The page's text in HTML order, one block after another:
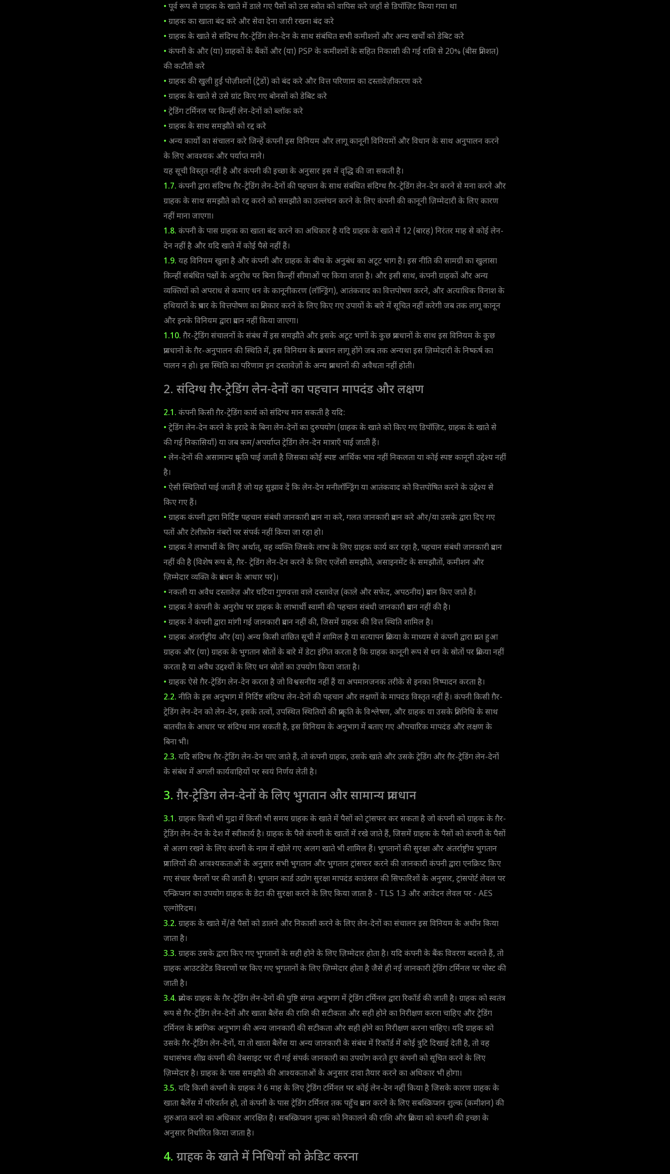
• पूर्व रूप से ग्राहक के खाते में डाले गए पैसों को उस स्त्रोत को वापिस करे जहाँ से डिपॉज़िट किया गया था
• ग्राहक का खाता बंद करे और सेवा देना जारी रखना बंद करे
• ग्राहक के खाते से संदिग्ध ग़ैर-ट्रेडिंग लेन-देन के साथ संबंधित सभी कमीशनों और अन्य खर्चों को डेबिट करे
• कंपनी के और (या) ग्राहकों के बैंकों और (या) PSP के कमीशनों के सहित निकासी की गई राशि से 20% (बीस प्रतिशत)
की कटौती करे
• ग्राहक की खुली हुई पोज़ीशनों (ट्रेडों) को बंद करे और वित्त परिणाम का दस्तावेज़ीकरण करे
• ग्राहक के खाते से उसे ग्रांट किए गए बोनसों को डेबिट करे
• ट्रेडिंग टर्मिनल पर किन्हीं लेन-देनों को ब्लॉक करे
• ग्राहक के साथ समझौते को रद्द करे
• अन्य कार्यों का संचालन करे जिन्हें कंपनी इस विनियम और लागू कानूनी विनियमों और विधान के साथ अनुपालन करने
के लिए आवश्यक और पर्याप्त माने।
यह सूची विस्तृत नहीं है और कंपनी की इच्छा के अनुसार इस में वृद्धि की जा सकती है।
1.7. कंपनी द्वारा संदिग्ध ग़ैर-ट्रेडिंग लेन-देनों की पहचान के साथ संबंधित संदिग्ध ग़ैर-ट्रेडिंग लेन-देन करने से मना करने और
ग्राहक के साथ समझौते को रद्द करने को समझौते का उल्लंघन करने के लिए कंपनी की कानूनी ज़िम्मेदारी के लिए कारण
नहीं माना जाएगा।
1.8. कंपनी के पास ग्राहक का खाता बंद करने का अधिकार है यदि ग्राहक के खाते में 12 (बारह) निरंतर माह से कोई लेन-
देन नहीं है और यदि खाते में कोई पैसे नहीं हैं।
1.9. यह विनियम खुला है और कंपनी और ग्राहक के बीच के अनुबंध का अटूट भाग है। इस नीति की सामग्री का खुलासा
किन्हीं संबंधित पक्षों के अनुरोध पर बिना किन्हीं सीमाओं पर किया जाता है। और इसी साथ, कंपनी ग्राहकों और अन्य
व्यक्तियों को अपराध से कमाए धन के कानूनीकरण (लॉन्ड्रिंग), आतंकवाद का वित्तपोषण करने, और अत्याधिक विनाश के
हथियारों के प्रचार के वित्तपोषण का प्रतिकार करने के लिए किए गए उपायों के बारे में सूचित नहीं करेगी जब तक लागू कानून
और इनके विनियम द्वारा प्रदान नहीं किया जाएगा।
1.10. ग़ैर-ट्रेडिंग संचालनों के संबंध में इस समझौते और इसके अटूट भागों के कुछ प्रावधानों के साथ इस विनियम के कुछ
प्रावधानों के ग़ैर-अनुपालन की स्थिति में, इस विनियम के प्रावधान लागू होंगे जब तक अन्यथा इस ज़िम्मेदारी के निष्कर्ष का
पालन न हो। इस स्थिति का परिणाम इन दस्तावेज़ों के अन्य प्रावधानों की अवैधता नहीं होती।
2. संदिग्ध ग़ैर-ट्रेडिंग लेन-देनों का पहचान मापदंड और लक्षण
2.1. कंपनी किसी ग़ैर-ट्रेडिंग कार्य को संदिग्ध मान सकती है यदि:
• ट्रेडिंग लेन-देन करने के इरादे के बिना लेन-देनों का दुरुपयोग (ग्राहक के खाते को किए गए डिपॉज़िट, ग्राहक के खाते से
की गई निकासियाँ) या जब कम/अपर्याप्त ट्रेडिंग लेन-देन मात्राएँ पाई जाती हैं।
• लेन-देनों की असामान्य प्रकृति पाई जाती है जिसका कोई स्पष्ट आर्थिक भाव नहीं निकलता या कोई स्पष्ट कानूनी उद्देश्य नहीं
है।
• ऐसी स्थितियाँ पाई जाती हैं जो यह सुझाव दें कि लेन-देन मनीलॉन्ड्रिंग या आतंकवाद को वित्तपोषित करने के उद्देश्य से
किए गए हैं।
• ग्राहक कंपनी द्वारा निर्दिष्ट पहचान संबंधी जानकारी प्रदान ना करे, गलत जानकारी प्रदान करे और/या उसके द्वारा दिए गए
पतों और टेलीफ़ोन नंबरों पर संपर्क नहीं किया जा रहा हो।
• ग्राहक ने लाभार्थी के लिए अर्थात्, वह व्यक्ति जिसके लाभ के लिए ग्राहक कार्य कर रहा है, पहचान संबंधी जानकारी प्रदान
नहीं की है (विशेष रूप से, ग़ैर- ट्रेडिंग लेन-देन करने के लिए एजेंसी समझौते, असाइनमेंट के समझौतों, कमीशन और
ज़िम्मेदार व्यक्ति के प्रबंधन के आधार पर)।
• नकली या अवैध दस्तावेज़ और घटिया गुणवत्ता वाले दस्तावेज़ (काले और सफेद, अपठनीय) प्रदान किए जाते हैं।
• ग्राहक ने कंपनी के अनुरोध पर ग्राहक के लाभार्थी स्वामी की पहचान संबंधी जानकारी प्रदान नहीं की है।
• ग्राहक ने कंपनी द्वारा मांगी गई जानकारी प्रदान नहीं की, जिसमें ग्राहक की वित्त स्थिति शामिल है।
• ग्राहक अंतर्राष्ट्रीय और (या) अन्य किसी वांछित सूची में शामिल है या सत्यापन प्रक्रिया के माध्यम से कंपनी द्वारा प्राप्त हुआ
ग्राहक और (या) ग्राहक के भुगतान स्रोतों के बारे में डेटा इंगित करता है कि ग्राहक कानूनी रूप से धन के स्रोतों पर प्रक्रिया नहीं
करता है या अवैध उद्दश्यों के लिए धन स्रोतों का उपयोग किया जाता है।
• ग्राहक ऐसे ग़ैर-ट्रेडिंग लेन-देन करता है जो विश्वसनीय नहीं हैं या अपमानजनक तरीके से इनका निष्पादन करता है।
2.2. नीति के इस अनुभाग में निर्दिष्ट संदिग्ध लेन-देनों की पहचान और लक्षणों के मापदंड विस्तृत नहीं हैं। कंपनी किसी ग़ैर-
ट्रेडिंग लेन-देन को लेन-देन, इसके तत्वों, उपस्थित स्थितियों की प्राकृति के विश्लेषण, और ग्राहक या उसके प्रतिनिधि के साथ
बातचीत के आधार पर संदिग्ध मान सकती है, इस विनियम के अनुभाग में बताए गए औपचारिक मापदंड और लक्षण के
बिना भी।
2.3. यदि संदिग्ध ग़ैर-ट्रेडिंग लेन-देन पाए जाते हैं, तो कंपनी ग्राहक, उसके खाते और उसके ट्रेडिंग और ग़ैर-ट्रेडिंग लेन-देनों
के संबंध में अगली कार्यवाहियों पर स्वयं निर्णय लेती है।
3. ग़ैर-ट्रेडिग लेन-देनों के लिए भुगतान और सामान्य प्रावधान
3.1. ग्राहक किसी भी मुद्रा में किसी भी समय ग्राहक के खाते में पैसों को ट्रांसफर कर सकता है जो कंपनी को ग्राहक के ग़ैर-
ट्रेडिंग लेन-देन के देश में स्वीकार्य है। ग्राहक के पैसे कंपनी के खातों में रखे जाते हैं, जिसमें ग्राहक के पैसों को कंपनी के पैसों
से अलग रखने के लिए कंपनी के नाम में खोले गए अलग खाते भी शामिल हैं। भुगतानों की सुरक्षा और अंतर्राष्ट्रीय भुगतान
प्रणालियों की आवश्यकताओं के अनुसार सभी भुगतान और भुगतान ट्रांसफर करने की जानकारी कंपनी द्वारा एनक्रिप्ट किए
गए संचार चैनलों पर की जाती है। भुगतान कार्ड उद्योग सुरक्षा मापदंड काउंसल की सिफारिशों के अनुसार, ट्रांसपोर्ट लेवल पर
एन्क्रिप्शन का उपयोग ग्राहक के डेटा की सुरक्षा करने के लिए किया जाता है - TLS 1.3 और आवेदन लेवल पर - AES
एल्गोरिदम।
3.2. ग्राहक के खाते में/से पैसों को डालने और निकासी करने के लिए लेन-देनों का संचालन इस विनियम के अधीन किया
जाता है।
3.3. ग्राहक उसके द्वारा किए गए भुगतानों के सही होने के लिए ज़िम्मेदार होता है। यदि कंपनी के बैंक विवरण बदलते हैं, तो
ग्राहक आउटडेटेड विवरणों पर किए गए भुगतानों के लिए ज़िम्मेदार होता है जैसे ही नई जानकारी ट्रेडिंग टर्मिनल पर पोस्ट की
जाती है।
3.4. प्रत्येक ग्राहक के ग़ैर-ट्रेडिंग लेन-देनों की पुष्टि संगत अनुभाग में ट्रेडिंग टर्मिनल द्वारा रिकॉर्ड की जाती है। ग्राहक को स्वतंत्र
रूप से ग़ैर-ट्रेडिंग लेन-देनों और खाता बैलेंस की राशि की सटीकता और सही होने का निरीक्षण करना चाहिए और ट्रेडिंग
टर्मिनल के प्रासंगिक अनुभाग की अन्य जानकारी की सटीकता और सही होने का निरीक्षण करना चाहिए। यदि ग्राहक को
उसके ग़ैर-ट्रेडिंग लेन-देनों, या तो खाता बैलेंस या अन्य जानकारी के संबंध में रिकॉर्ड में कोई त्रुटि दिखाई देती है, तो वह
यथासंभव शीघ्र कंपनी की वेबसाइट पर दी गई संपर्क जानकारी का उपयोग करते हुए कंपनी को सूचित करने के लिए
ज़िम्मेदार है। ग्राहक के पास समझौते की आश्यकताओं के अनुसार दावा तैयार करने का अधिकार भी होगा।
3.5. यदि किसी कंपनी के ग्राहक ने 6 माह के लिए ट्रेडिंग टर्मिनल पर कोई लेन-देन नहीं किया है जिसके कारण ग्राहक के
खाता बैलेंस में परिवर्तन हो, तो कंपनी के पास ट्रेडिंग टर्मिनल तक पहुँच प्रदान करने के लिए सबस्क्रिप्शन शुल्क (कमीशन) की
शुरुआत करने का अधिकार आरक्षित है। सबस्क्रिप्शन शुल्क को निकालने की राशि और प्रक्रिया को कंपनी की इच्छा के
अनुसार निर्धारित किया जाता है।
4. ग्राहक के खाते में निधियों को क्रेडिट करना